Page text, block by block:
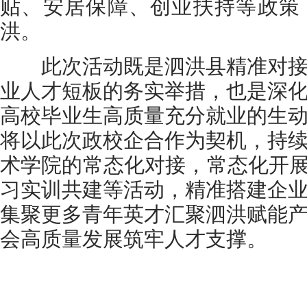
贴、安居保障、创业扶持等政
洪。
此次活动既是泗洪县精准对接
业人才短板的务实举措，也是深
高校毕业生高质量充分就业的生
将以此次政校企合作为契机，持
术学院的常态化对接，常态化开
习实训共建等活动，精准搭建企
集聚更多青年英才汇聚泗洪赋能
会高质量发展筑牢人才支撑。